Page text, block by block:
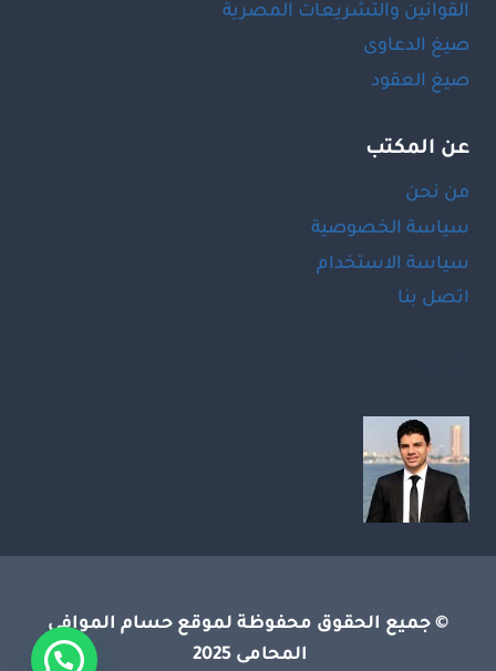
القوانين والتشريعات المصرية
صيغ الدعاوى
صيغ العقود
عن المكتب
من نحن
سياسة الخصوصية
سياسة الاستخدام
اتصل بنا
© جميع الحقوق محفوظة لموقع حسام الموافى
المحامى 2025